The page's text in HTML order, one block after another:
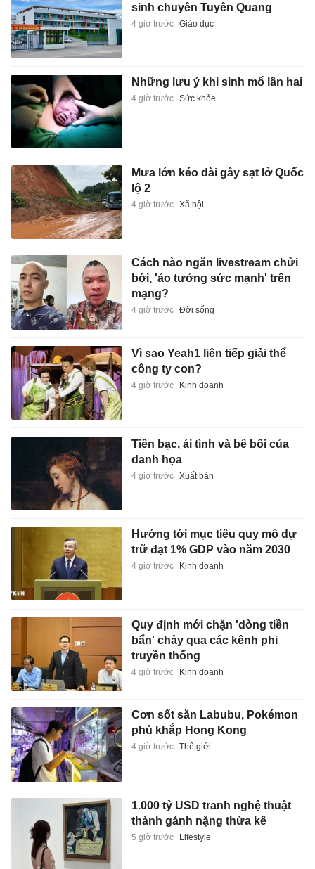
sinh chuyên Tuyên Quang
4 giờ trước Giáo dục
Những lưu ý khi sinh mổ lần hai
4 giờ trước Sức khỏe
Mưa lớn kéo dài gây sạt lở Quốc
lộ 2
4 giờ trước Xã hội
Cách nào ngăn livestream chửi
bới, 'ảo tưởng sức mạnh' trên
mạng?
4 giờ trước Đời sống
Vì sao Yeah1 liên tiếp giải thể
công ty con?
4 giờ trước Kinh doanh
Tiền bạc, ái tình và bê bối của
danh họa
4 giờ trước Xuất bản
Hướng tới mục tiêu quy mô dự
trữ đạt 1% GDP vào năm 2030
4 giờ trước Kinh doanh
Quy định mới chặn 'dòng tiền
bẩn' chảy qua các kênh phi
truyền thống
4 giờ trước Kinh doanh
Cơn sốt săn Labubu, Pokémon
phủ khắp Hong Kong
4 giờ trước Thế giới
1.000 tỷ USD tranh nghệ thuật
thành gánh nặng thừa kế
5 giờ trước Lifestyle